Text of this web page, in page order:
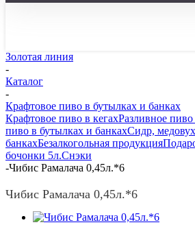
Золотая линия
-
Каталог
-
Крафтовое пиво в бутылках и банках
Крафтовое пиво в кегахРазливное пиво
пиво в бутылках и банкахСидр,
банкахБезалкогольная продукция
бочонки 5л.Снэки
-Чибис Рамалача 0,45л.*6
Чибис Рамалача 0,45л.*6